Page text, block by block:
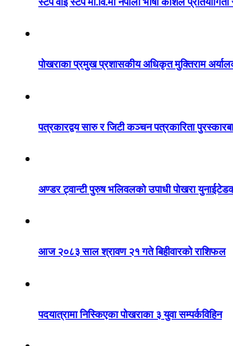
पोखराका प्रमुख प्रशासकीय अधिकृत मुक्तिराम
पत्रकारद्वय सारु र जिटी कञ्चन पत्रकारिता
अण्डर ट्वान्टी पुरुष भलिवलको उपाधी पोखरा
आज २०८३ साल श्रावण २१ गते बिहीवारको राशिफल
पदयात्रामा निस्किएका पोखराका ३ युवा सम्पर्कविहिन